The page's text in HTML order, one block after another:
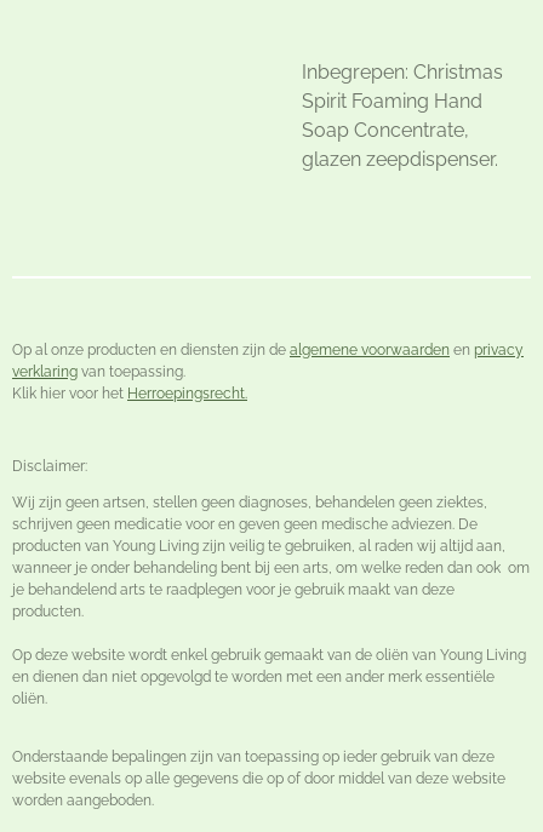
Inbegrepen: Christmas
Spirit Foaming Hand
Soap Concentrate,
glazen zeepdispenser.
Op al onze producten en diensten zijn de algemene voorwaarden en privacy
verklaring van toepassing.
Klik hier voor het Herroepingsrecht.
Disclaimer:
Wij zijn geen artsen, stellen geen diagnoses, behandelen geen ziektes,
schrijven geen medicatie voor en geven geen medische adviezen. De
producten van Young Living zijn veilig te gebruiken, al raden wij altijd aan,
wanneer je onder behandeling bent bij een arts, om welke reden dan ook om
je behandelend arts te raadplegen voor je gebruik maakt van deze
producten.
Op deze website wordt enkel gebruik gemaakt van de oliën van Young Living
en dienen dan niet opgevolgd te worden met een ander merk essentiële
oliën.
Onderstaande bepalingen zijn van toepassing op ieder gebruik van deze
website evenals op alle gegevens die op of door middel van deze website
worden aangeboden.